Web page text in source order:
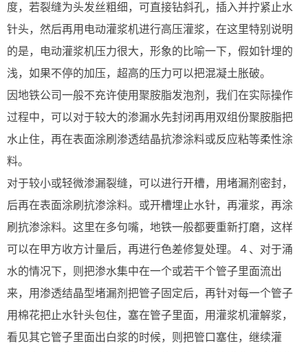
度，若裂缝为头发丝粗细，可直接钻斜孔，插入并拧紧止水
针头，然后再用电动灌浆机进行高压灌浆，在这里特别说明
的是，电动灌浆机压力很大，形象的比喻一下，假如针埋的
浅，如果不停的加压，超高的压力可以把混凝土胀破。
因地铁公司一般不充许使用聚胺脂发泡剂，我们在实际操作
过程中，可以对于较大的渗漏水先封闭再用双组份聚胺脂把
水止住，再在表面涂刷渗透结晶抗渗涂料或反应粘等柔性涂
料。
对于较小或轻微渗漏裂缝，可以进行开槽，用堵漏剂密封，
后再在表面涂刷抗渗涂料。或开槽埋止水针，再灌浆，再涂
刷抗渗涂料。这里在多句嘴，地铁一般都要重新打磨，这样
可以在甲方收方计量后，再进行色差修复处理。４、对于涌
水的情况下，则把渗水集中在一个或若干个管子里面流出
来，用渗透结晶型堵漏剂把管子固定后，再针对每一个管子
用棉花把止水针头包住，塞在管子里面，用灌浆机灌解浆，
看见其它管子里面出白浆的时候，则把管口塞住，继续灌